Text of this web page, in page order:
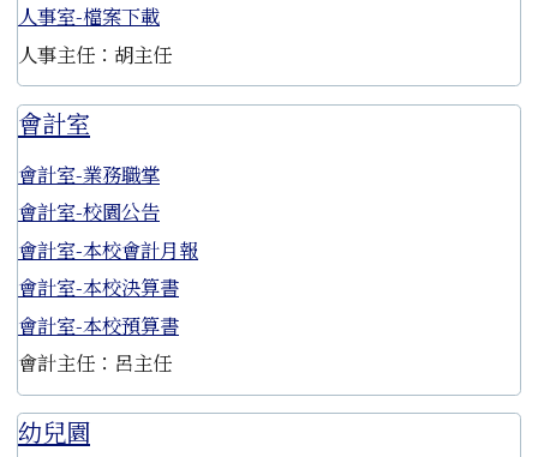
人事室-檔案下載
人事主任：胡主任
會計室
會計室-業務職掌
會計室-校園公告
會計室-本校會計月報
會計室-本校決算書
會計室-本校預算書
會計主任：呂主任
幼兒園